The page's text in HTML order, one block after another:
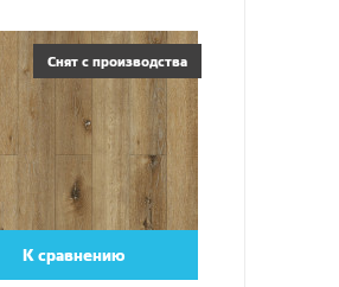
Снят с производства
К сравнению